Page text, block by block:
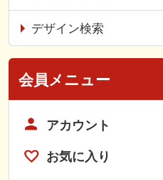
デザイン検索
会員メニュー
アカウント
お気に入り